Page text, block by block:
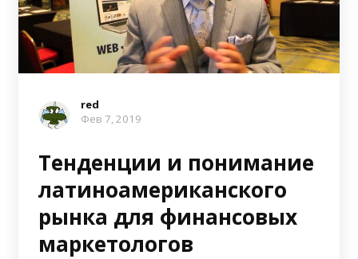
red
Фев 7, 2019
Тенденции и понимание
латиноамериканского
рынка для финансовых
маркетологов